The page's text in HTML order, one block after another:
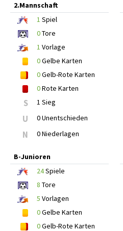
2.Mannschaft
1 Spiel
0Tore
1 Vorlage
0Gelbe Karten
0Gelb-Rote Karten
0Rote Karten
S 1 Sieg
U 0 Unentschieden
N 0 Niederlagen
B-Junioren
24Spiele
8 Tore
5 Vorlagen
0Gelbe Karten
0Gelb-Rote Karten